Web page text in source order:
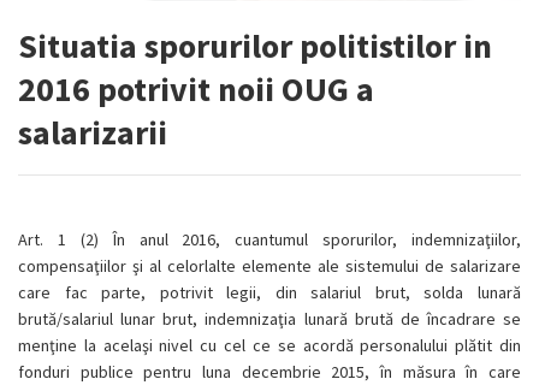
Situatia sporurilor politistilor in
2016 potrivit noii OUG a
salarizarii
Art. 1 (2) În anul 2016, cuantumul sporurilor, indemnizaţiilor,
compensaţiilor şi al celorlalte elemente ale sistemului de salarizare
care fac parte, potrivit legii, din salariul brut, solda lunară
brută/salariul lunar brut, indemnizaţia lunară brută de încadrare se
menţine la acelaşi nivel cu cel ce se acordă personalului plătit din
fonduri publice pentru luna decembrie 2015, în măsura în care